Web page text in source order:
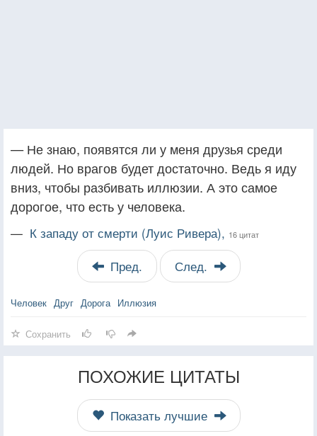
— Не знаю, появятся ли у меня друзья среди
людей. Но врагов будет достаточно. Ведь я иду
вниз, чтобы разбивать иллюзии. А это самое
дорогое, что есть у человека.
— К западу от смерти (Луис Ривера), 16 цитат
Пред. След.
Человек Друг Дорога Иллюзия
Сохранить
ПОХОЖИЕ ЦИТАТЫ
Показать лучшие